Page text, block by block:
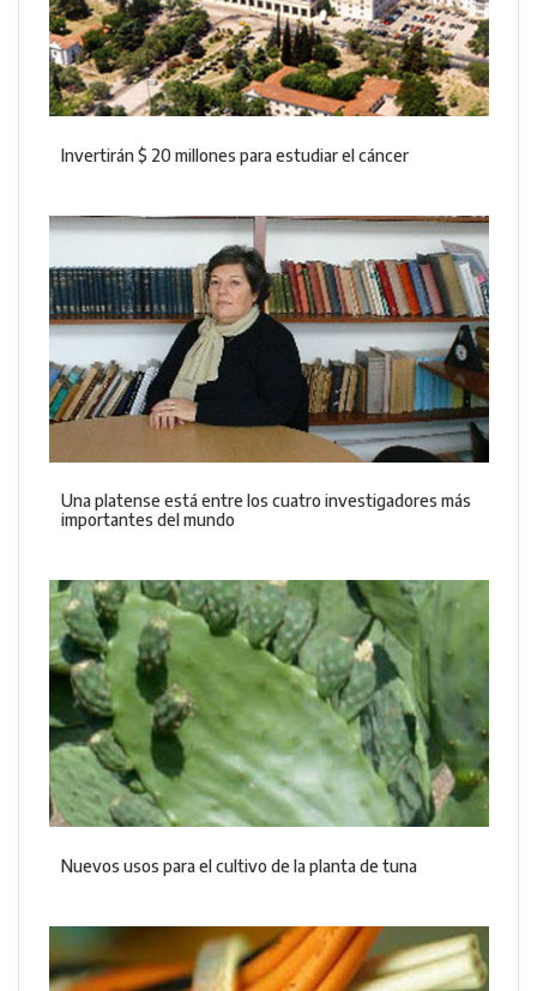
Invertirán $ 20 millones para estudiar el cáncer
Una platense está entre los cuatro investigadores más
importantes del mundo
Nuevos usos para el cultivo de la planta de tuna